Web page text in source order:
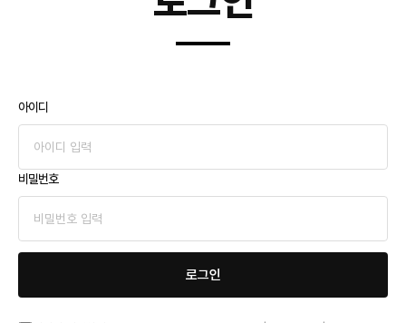
아이디
비밀번호
로그인